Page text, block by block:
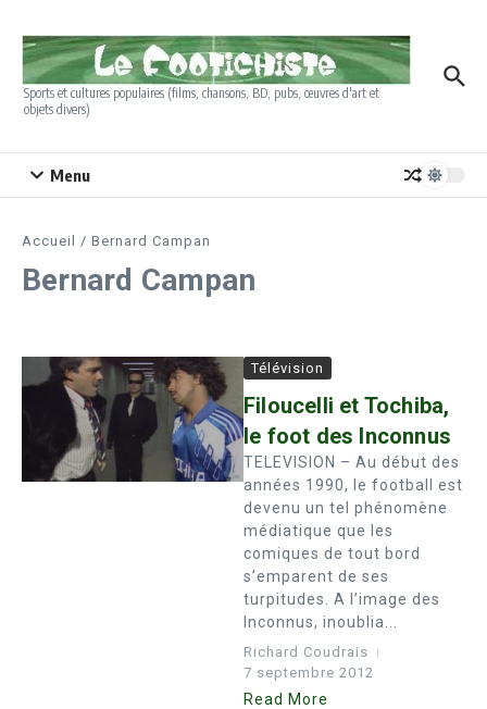
Sports et cultures populaires (films, chansons, BD, pubs, œuvres d'art et
objets divers)
Menu
Accueil / Bernard Campan
Bernard Campan
Télévision
Filoucelli et Tochiba,
le foot des Inconnus
TELEVISION – Au début des
années 1990, le football est
devenu un tel phénomène
médiatique que les
comiques de tout bord
s’emparent de ses
turpitudes. A l’image des
Inconnus, inoublia...
Richard Coudrais
7 septembre 2012
Read More